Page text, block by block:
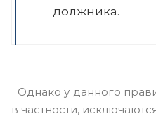
должника.
Однако у данного
в частности,